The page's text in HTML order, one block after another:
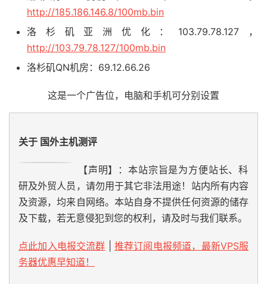
http://185.186.146.8/100mb.bin
洛杉矶亚洲优化：103.79.78.127，
http://103.79.78.127/100mb.bin
洛杉矶QN机房：69.12.66.26
这是一个广告位，电脑和手机可分别设置
关于 国外主机测评
【声明】：本站宗旨是为方便站长、科
研及外贸人员，请勿用于其它非法用途！站内所有内容
及资源，均来自网络。本站自身不提供任何资源的储存
及下载，若无意侵犯到您的权利，请及时与我们联系。
点此加入电报交流群
推荐订阅电报频道，最新VPS服
务器优惠早知道！